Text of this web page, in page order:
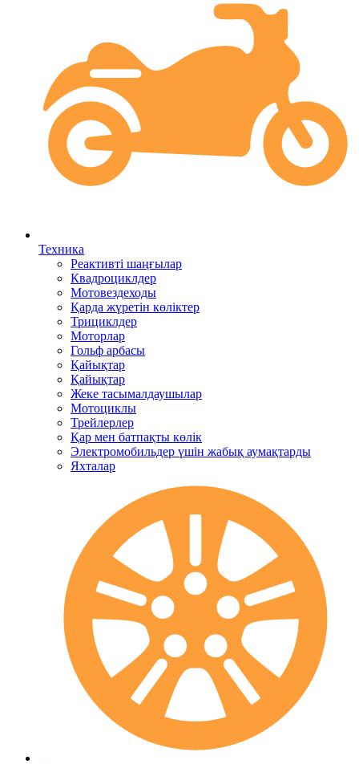
Техника
Реактивті шаңғылар
Квадроциклдер
Мотовездеходы
Қарда жүретін көліктер
Трициклдер
Моторлар
Гольф арбасы
Қайықтар
Қайықтар
Жеке тасымалдаушылар
Мотоциклы
Трейлерлер
Қар мен батпақты көлік
Электромобильдер үшін жабық аумақтарды
Яхталар